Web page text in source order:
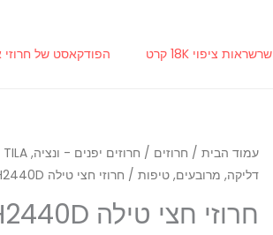
שרשראות ציפוי 18K קרט הפודקאסט של חרוזי
עמוד הבית/ חרוזים /
דליקה, מרובעים, טיפות/ חרוזי חצי טילה TLH2440D
חרוזי חצי טילה TLH2440D
כמות
של
חצי